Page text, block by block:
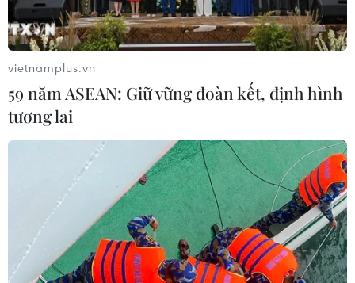
vietnamplus.vn
59 năm ASEAN: Giữ vững đoàn kết, định hình
tương lai